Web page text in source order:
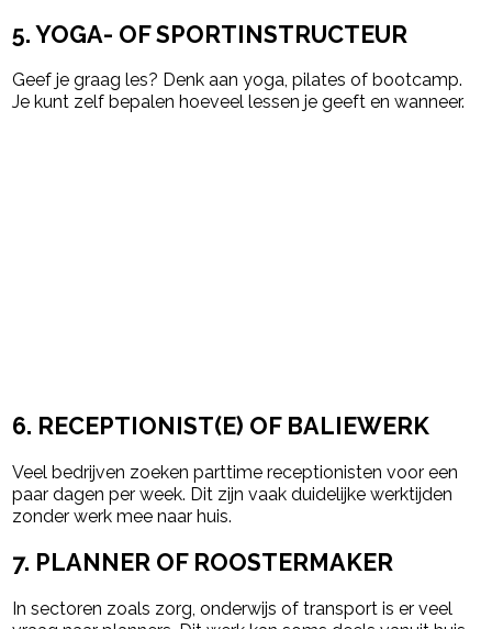
5. YOGA- OF SPORTINSTRUCTEUR
Geef je graag les? Denk aan yoga, pilates of bootcamp.
Je kunt zelf bepalen hoeveel lessen je geeft en wanneer.
6. RECEPTIONIST(E) OF BALIEWERK
Veel bedrijven zoeken parttime receptionisten voor een
paar dagen per week. Dit zijn vaak duidelijke werktijden
zonder werk mee naar huis.
7. PLANNER OF ROOSTERMAKER
In sectoren zoals zorg, onderwijs of transport is er veel